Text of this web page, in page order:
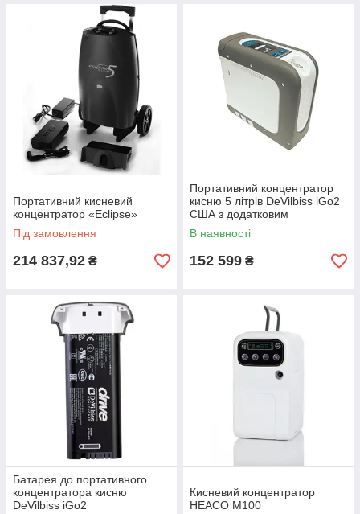
Портативний кисневий
концентратор «Eclipse»
Під замовлення
214 837,92 ₴
Портативний концентратор
кисню 5 літрів DeVilbiss iGo2
США з додатковим
акумулятором
В наявності
152 599 ₴
Батарея до портативного
концентратора кисню
DeVilbiss iGo2
Кисневий концентратор
HEACO M100